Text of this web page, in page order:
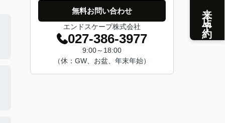
無料お問い合わせ
エンドスケープ株式会社
027-386-3977
9:00～18:00
（休：GW、お盆、年末年始）
来店予約